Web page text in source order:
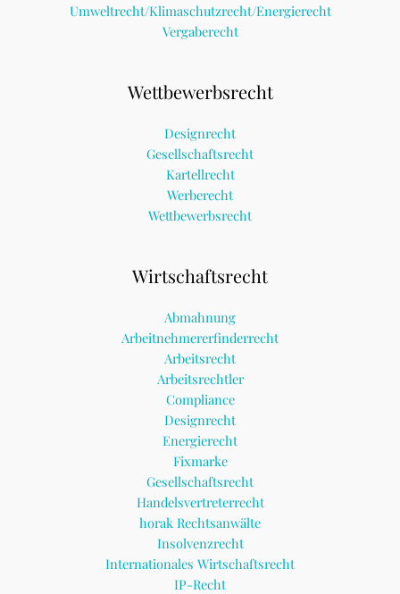
Umweltrecht/Klimaschutzrecht/Energierecht
Vergaberecht
Wettbewerbsrecht
Designrecht
Gesellschaftsrecht
Kartellrecht
Werberecht
Wettbewerbsrecht
Wirtschaftsrecht
Abmahnung
Arbeitnehmererfinderrecht
Arbeitsrecht
Arbeitsrechtler
Compliance
Designrecht
Energierecht
Fixmarke
Gesellschaftsrecht
Handelsvertreterrecht
horak Rechtsanwälte
Insolvenzrecht
Internationales Wirtschaftsrecht
IP-Recht